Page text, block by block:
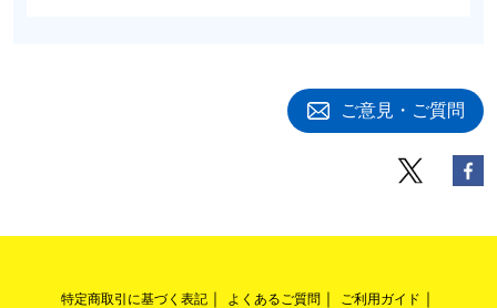
ご意見・ご質問
特定商取引に基づく表記 よくあるご質問 ご利用ガイド